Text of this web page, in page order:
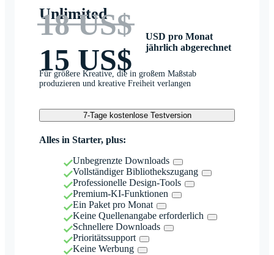
Unlimited
18 US$
15 US$
USD pro Monat
jährlich abgerechnet
Für größere Kreative, die in großem Maßstab
produzieren und kreative Freiheit verlangen
7-Tage kostenlose Testversion
Alles in Starter, plus:
Unbegrenzte Downloads
Vollständiger Bibliothekszugang
Professionelle Design-Tools
Premium-KI-Funktionen
Ein Paket pro Monat
Keine Quellenangabe erforderlich
Schnellere Downloads
Prioritätssupport
Keine Werbung